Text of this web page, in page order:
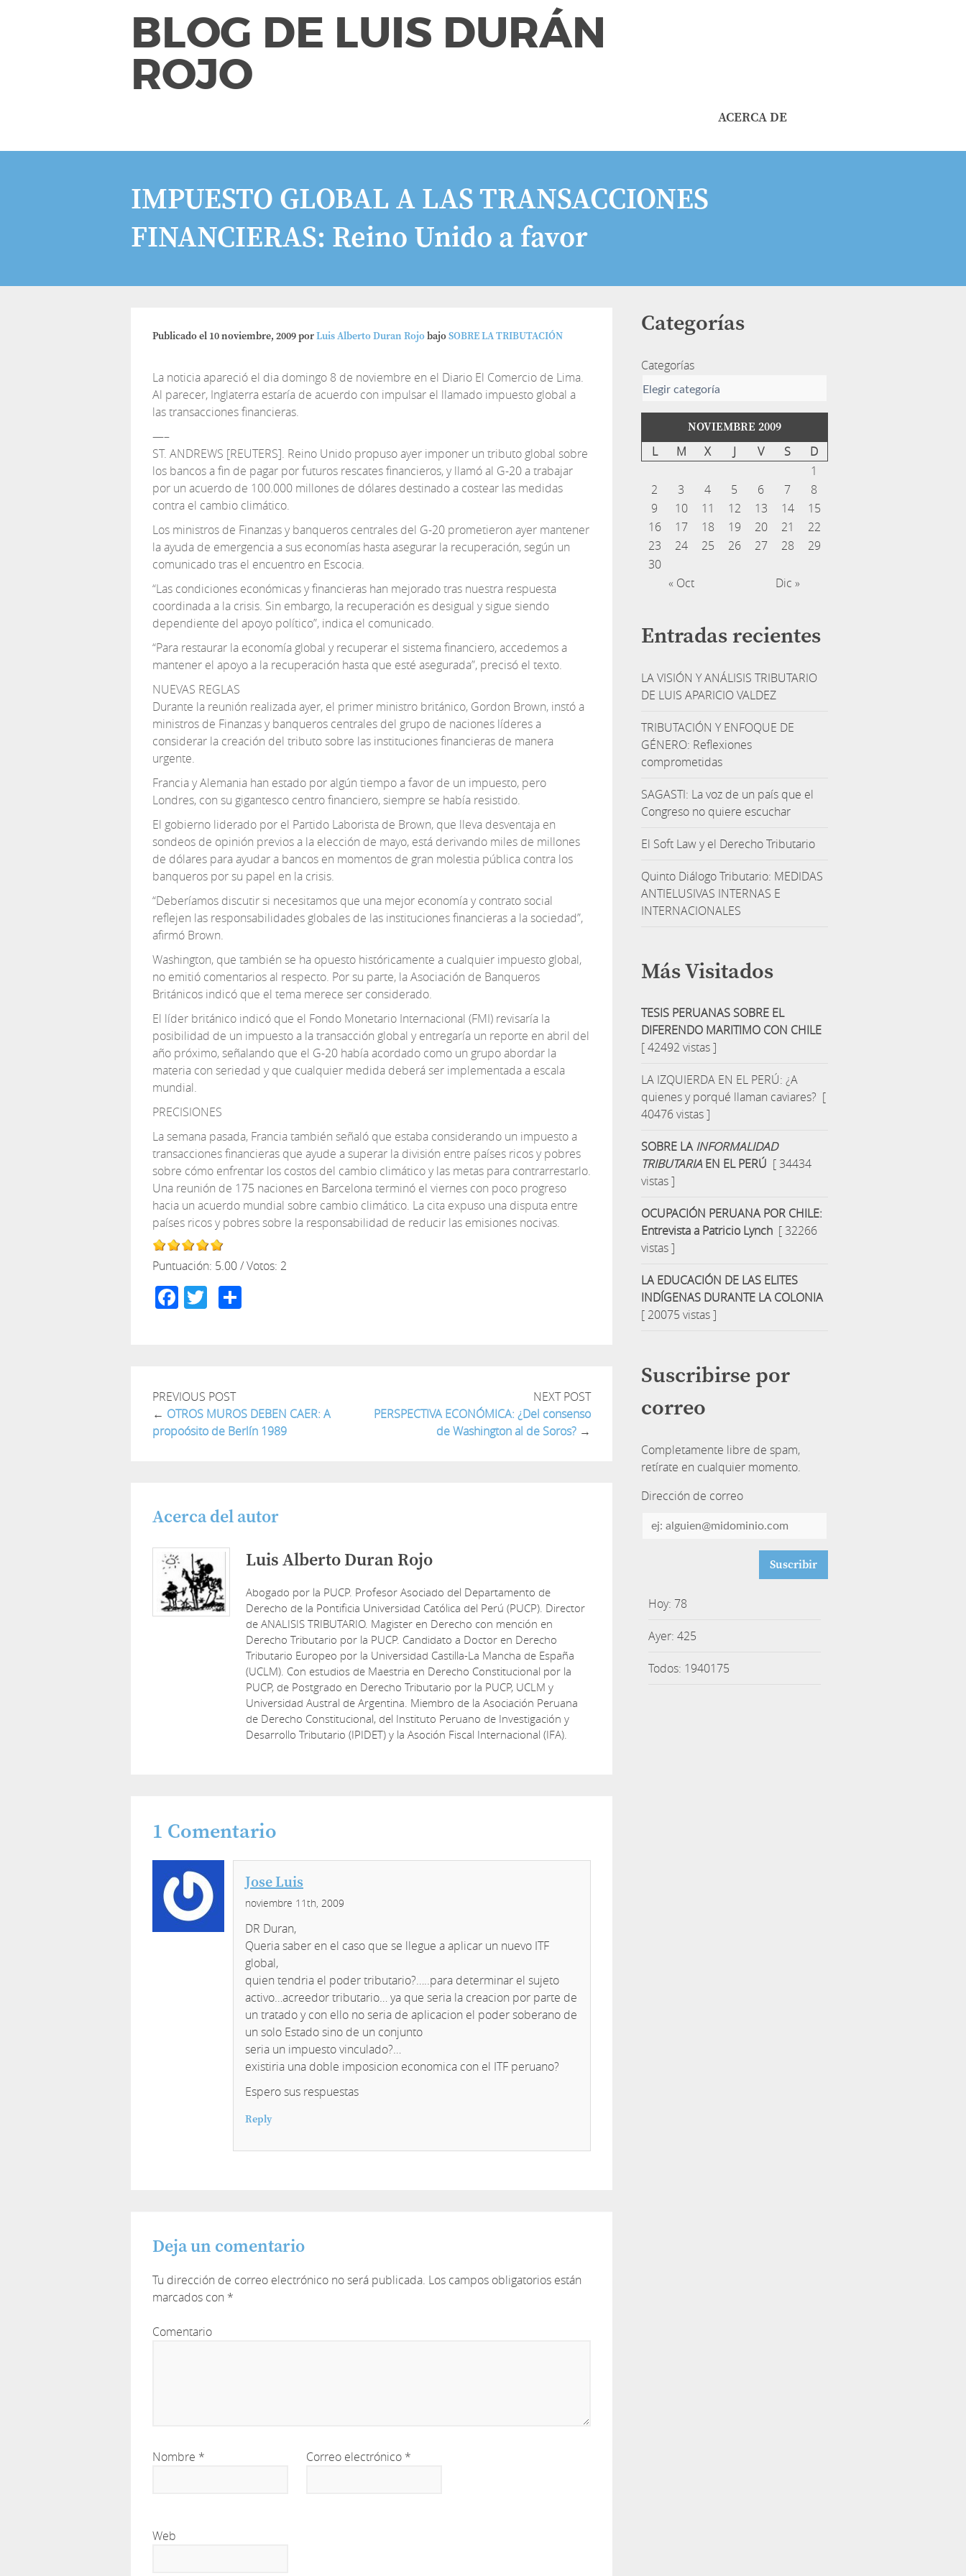
BLOG DE LUIS DURÁN
ROJO
ACERCA DE
IMPUESTO GLOBAL A LAS TRANSACCIONES
FINANCIERAS: Reino Unido a favor
Publicado el 10 noviembre, 2009porLuis Alberto Duran RojobajoSOBRE LA TRIBUTACIÓN
La noticia apareció el dia domingo 8 de noviembre en el Diario El Comercio de Lima.
Al parecer, Inglaterra estaría de acuerdo con impulsar el llamado impuesto global a
las transacciones financieras.
—–
ST. ANDREWS [REUTERS]. Reino Unido propuso ayer imponer un tributo global sobre
los bancos a fin de pagar por futuros rescates financieros, y llamó al G-20 a trabajar
por un acuerdo de 100.000 millones de dólares destinado a costear las medidas
contra el cambio climático.
Los ministros de Finanzas y banqueros centrales del G-20 prometieron ayer mantener
la ayuda de emergencia a sus economías hasta asegurar la recuperación, según un
comunicado tras el encuentro en Escocia.
“Las condiciones económicas y financieras han mejorado tras nuestra respuesta
coordinada a la crisis. Sin embargo, la recuperación es desigual y sigue siendo
dependiente del apoyo político”, indica el comunicado.
“Para restaurar la economía global y recuperar el sistema financiero, accedemos a
mantener el apoyo a la recuperación hasta que esté asegurada”, precisó el texto.
NUEVAS REGLAS
Durante la reunión realizada ayer, el primer ministro británico, Gordon Brown, instó a
ministros de Finanzas y banqueros centrales del grupo de naciones líderes a
considerar la creación del tributo sobre las instituciones financieras de manera
urgente.
Francia y Alemania han estado por algún tiempo a favor de un impuesto, pero
Londres, con su gigantesco centro financiero, siempre se había resistido.
El gobierno liderado por el Partido Laborista de Brown, que lleva desventaja en
sondeos de opinión previos a la elección de mayo, está derivando miles de millones
de dólares para ayudar a bancos en momentos de gran molestia pública contra los
banqueros por su papel en la crisis.
“Deberíamos discutir si necesitamos que una mejor economía y contrato social
reflejen las responsabilidades globales de las instituciones financieras a la sociedad”,
afirmó Brown.
Washington, que también se ha opuesto históricamente a cualquier impuesto global,
no emitió comentarios al respecto. Por su parte, la Asociación de Banqueros
Británicos indicó que el tema merece ser considerado.
El líder británico indicó que el Fondo Monetario Internacional (FMI) revisaría la
posibilidad de un impuesto a la transacción global y entregaría un reporte en abril del
año próximo, señalando que el G-20 había acordado como un grupo abordar la
materia con seriedad y que cualquier medida deberá ser implementada a escala
mundial.
PRECISIONES
La semana pasada, Francia también señaló que estaba considerando un impuesto a
transacciones financieras que ayude a superar la división entre países ricos y pobres
sobre cómo enfrentar los costos del cambio climático y las metas para contrarrestarlo.
Una reunión de 175 naciones en Barcelona terminó el viernes con poco progreso
hacia un acuerdo mundial sobre cambio climático. La cita expuso una disputa entre
países ricos y pobres sobre la responsabilidad de reducir las emisiones nocivas.
Puntuación: 5.00/ Votos: 2
Facebook
Twitter
PREVIOUS POST
← OTROS MUROS DEBEN CAER: A
propoósito de Berlín 1989
NEXT POST
PERSPECTIVA ECONÓMICA: ¿Del consenso
de Washington al de Soros? →
Acerca del autor
Luis Alberto Duran Rojo
Abogado por la PUCP. Profesor Asociado del Departamento de
Derecho de la Pontificia Universidad Católica del Perú (PUCP). Director
de ANALISIS TRIBUTARIO. Magister en Derecho con mención en
Derecho Tributario por la PUCP. Candidato a Doctor en Derecho
Tributario Europeo por la Universidad Castilla-La Mancha de España
(UCLM). Con estudios de Maestria en Derecho Constitucional por la
PUCP, de Postgrado en Derecho Tributario por la PUCP, UCLM y
Universidad Austral de Argentina. Miembro de la Asociación Peruana
de Derecho Constitucional, del Instituto Peruano de Investigación y
Desarrollo Tributario (IPIDET) y la Asoción Fiscal Internacional (IFA).
1 Comentario
Jose Luis
noviembre 11th, 2009
DR Duran,
Queria saber en el caso que se llegue a aplicar un nuevo ITF
global,
quien tendria el poder tributario?…..para determinar el sujeto
activo…acreedor tributario… ya que seria la creacion por parte de
un tratado y con ello no seria de aplicacion el poder soberano de
un solo Estado sino de un conjunto
seria un impuesto vinculado?…
existiria una doble imposicion economica con el ITF peruano?
Espero sus respuestas
Reply
Deja un comentario
Tu dirección de correo electrónico no será publicada. Los campos obligatorios están
marcados con *
Comentario
Nombre * Correo electrónico *
Web
Categorías
Categorías
NOVIEMBRE 2009
L M X J V S D
« Oct Dic »
1
2
3 4 5 6 7
8
9
10 11 12 13 14
15
16
17 18 19 20 21
22
23
24 25 26 27 28
29
30
Entradas recientes
LA VISIÓN Y ANÁLISIS TRIBUTARIO
DE LUIS APARICIO VALDEZ
TRIBUTACIÓN Y ENFOQUE DE
GÉNERO: Reflexiones
comprometidas
SAGASTI: La voz de un país que el
Congreso no quiere escuchar
El Soft Law y el Derecho Tributario
Quinto Diálogo Tributario: MEDIDAS
ANTIELUSIVAS INTERNAS E
INTERNACIONALES
Más Visitados
TESIS PERUANAS SOBRE EL
DIFERENDO MARITIMO CON CHILE
[ 42492 vistas ]
LA IZQUIERDA EN EL PERÚ: ¿A
quienes y porqué llaman caviares? [
40476 vistas ]
SOBRE LAINFORMALIDAD
TRIBUTARIAEN EL PERÚ [ 34434
vistas ]
OCUPACIÓN PERUANA POR CHILE:
Entrevista a Patricio Lynch [ 32266
vistas ]
LA EDUCACIÓN DE LAS ELITES
INDÍGENAS DURANTE LA COLONIA
[ 20075 vistas ]
Suscribirse por
correo
Completamente libre de spam,
retírate en cualquier momento.
Dirección de correo
Dirección
Hoy: 78
Ayer: 425
Todos: 1940175